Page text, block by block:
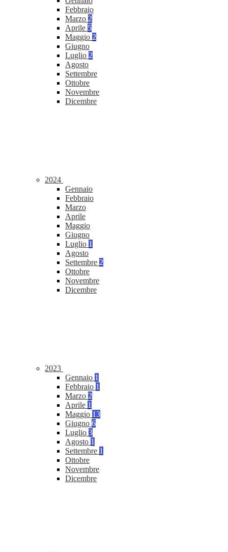
Febbraio
Marzo 2
Aprile 5
Maggio 2
Giugno
Luglio 2
Agosto
Settembre
Ottobre
Novembre
Dicembre
2024
Gennaio
Febbraio
Marzo
Aprile
Maggio
Giugno
Luglio 1
Agosto
Settembre 2
Ottobre
Novembre
Dicembre
2023
Gennaio 1
Febbraio 1
Marzo 2
Aprile 1
Maggio 13
Giugno 6
Luglio 3
Agosto 1
Settembre 1
Ottobre
Novembre
Dicembre